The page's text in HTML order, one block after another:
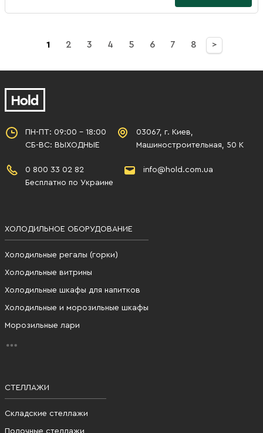
1 2 3 4 5 6 7 8 >
ПН-ПТ: 09:00 - 18:00
СБ-ВС: ВЫХОДНЫЕ
03067, г. Киев,
Машиностроительная, 50 К
0 800 33 02 82
Бесплатно по Украине
info@hold.com.ua
ХОЛОДИЛЬНОЕ ОБОРУДОВАНИЕ
Холодильные регалы (горки)
Холодильные витрины
Холодильные шкафы для напитков
Холодильные и морозильные шкафы
Морозильные лари
СТЕЛЛАЖИ
Складские стеллажи
Полочные стеллажи